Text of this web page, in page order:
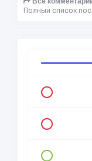
Полный список